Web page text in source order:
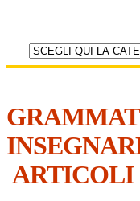
ARTICOLI